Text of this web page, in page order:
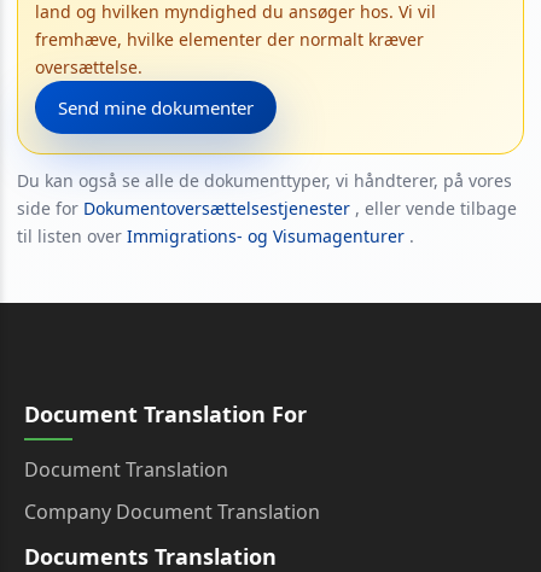
land og hvilken myndighed du ansøger hos. Vi vil
fremhæve, hvilke elementer der normalt kræver
oversættelse.
Send mine dokumenter
Du kan også se alle de dokumenttyper, vi håndterer, på vores
side for Dokumentoversættelsestjenester , eller vende tilbage
til listen over Immigrations- og Visumagenturer .
Document Translation For
Document Translation
Company Document Translation
Documents Translation